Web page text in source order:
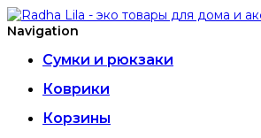
Navigation
Сумки и рюкзаки
Коврики
Корзины